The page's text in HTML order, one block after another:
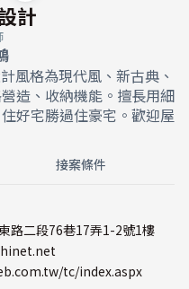
計
風格為現代風、新古典、
造、收納機能。擅長用細
好宅勝過住豪宅。歡迎屋
接案條件
路二段76巷17弄1-2號1樓
tc/index.aspx